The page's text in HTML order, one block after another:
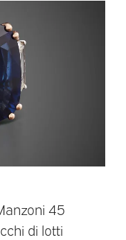
45
di lotti